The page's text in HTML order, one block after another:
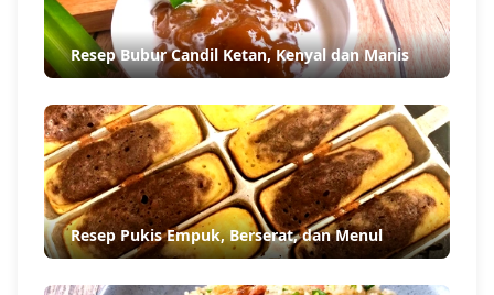
Resep Bubur Candil Ketan, Kenyal dan Manis
Resep Pukis Empuk, Berserat, dan Menul